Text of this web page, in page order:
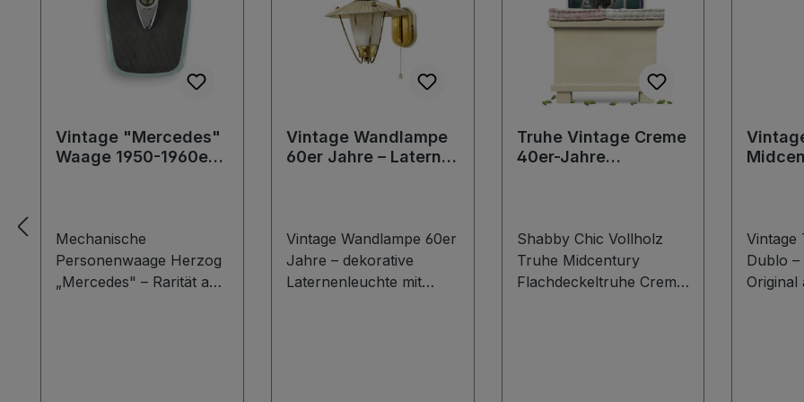
Vintage "Mercedes"
Waage 1950-1960er
Mechanische
Personenwaage Herzog
„Mercedes" – Rarität aus
Vintage Wandlampe
60er Jahre – Laterne
Vintage Wandlampe 60er
Jahre – dekorative
Laternenleuchte mit
Truhe Vintage Creme
40er-Jahre
Shabby Chic Vollholz
Truhe Midcentury
Flachdeckeltruhe Creme
Vintage
Dublo –
Original